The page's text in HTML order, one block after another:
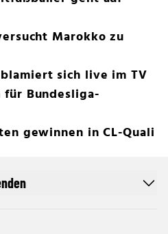
Marokko zu
sich live im TV
Bundesliga-
gewinnen in CL-Quali